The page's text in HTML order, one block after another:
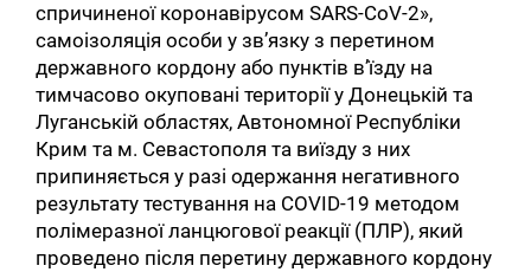
спричиненої коронавірусом SARS-CoV-2»,
самоізоляція особи у зв’язку з перетином
державного кордону або пунктів в’їзду на
тимчасово окуповані території у Донецькій та
Луганській областях, Автономної Республіки
Крим та м. Севастополя та виїзду з них
припиняється у разі одержання негативного
результату тестування на COVID-19 методом
полімеразної ланцюгової реакції (ПЛР), який
проведено після перетину державного кордону